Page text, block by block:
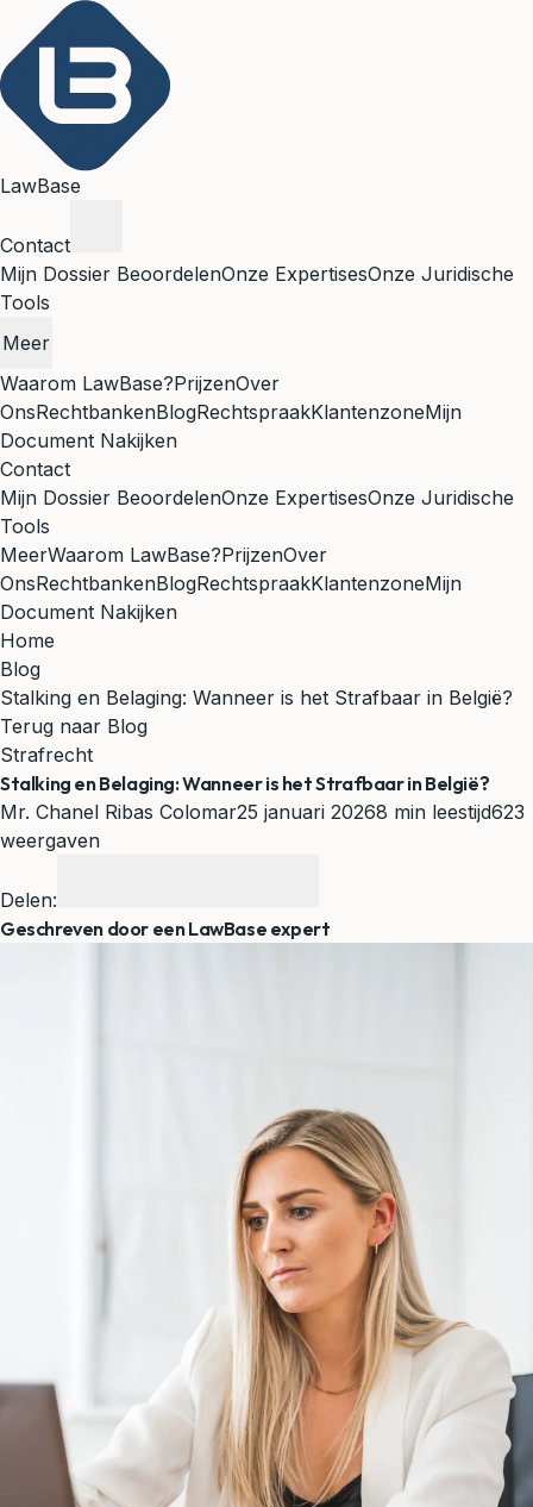
LawBase
Contact
Mijn Dossier BeoordelenOnze ExpertisesOnze Juridische
Tools
Meer
Waarom LawBase?PrijzenOver
OnsRechtbankenBlogRechtspraakKlantenzoneMijn
Document Nakijken
Contact
Mijn Dossier BeoordelenOnze ExpertisesOnze Juridische
Tools
MeerWaarom LawBase?PrijzenOver
OnsRechtbankenBlogRechtspraakKlantenzoneMijn
Document Nakijken
Home
Blog
Stalking en Belaging: Wanneer is het Strafbaar in België?
Terug naar Blog
Strafrecht
Stalking en Belaging: Wanneer is het Strafbaar in België?
Mr. Chanel Ribas Colomar25 januari 20268 min leestijd623
weergaven
Delen:
Geschreven door een LawBase expert